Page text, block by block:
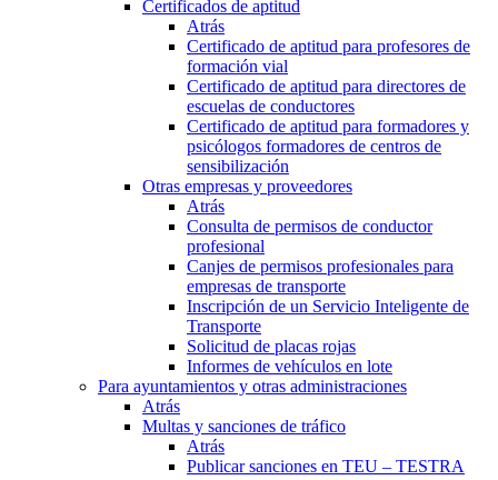
Certificados de aptitud
Atrás
Certificado de aptitud para profesores de
formación vial
Certificado de aptitud para directores de
escuelas de conductores
Certificado de aptitud para formadores y
psicólogos formadores de centros de
sensibilización
Otras empresas y proveedores
Atrás
Consulta de permisos de conductor
profesional
Canjes de permisos profesionales para
empresas de transporte
Inscripción de un Servicio Inteligente de
Transporte
Solicitud de placas rojas
Informes de vehículos en lote
Para ayuntamientos y otras administraciones
Atrás
Multas y sanciones de tráfico
Atrás
Publicar sanciones en TEU – TESTRA